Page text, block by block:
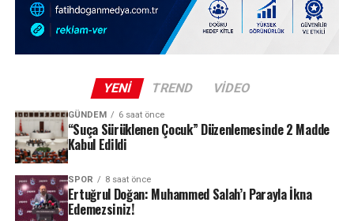
YENI TREND VIDEO
GÜNDEM 6 saat önce
“Suça Sürüklenen Çocuk” Düzenlemesinde 2 Madde
Kabul Edildi
SPOR 8 saat önce
Ertuğrul Doğan: Muhammed Salah’ı Parayla İkna
Edemezsiniz!